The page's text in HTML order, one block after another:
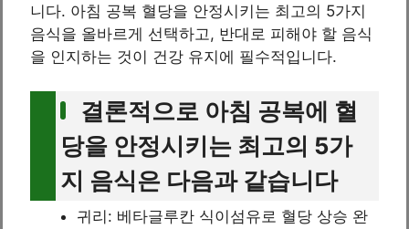
니다. 아침 공복 혈당을 안정시키는 최고의 5가지
음식을 올바르게 선택하고, 반대로 피해야 할 음식
을 인지하는 것이 건강 유지에 필수적입니다.
결론적으로 아침 공복에 혈
당을 안정시키는 최고의 5가
지 음식은 다음과 같습니다
귀리: 베타글루칸 식이섬유로 혈당 상승 완